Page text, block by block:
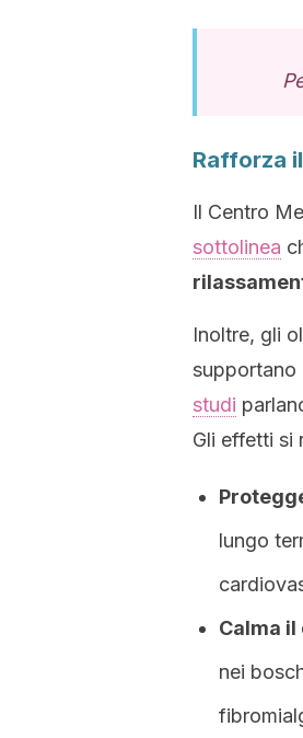
Rafforza
Il Centro
sottolinea
Inoltre, gli
supportano
studi
Gli effetti si
lungo
Calma
nei